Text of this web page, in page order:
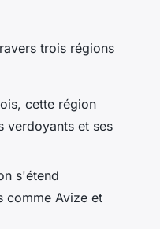
trois régions
cette région
verdoyants et ses
s'étend
comme Avize et